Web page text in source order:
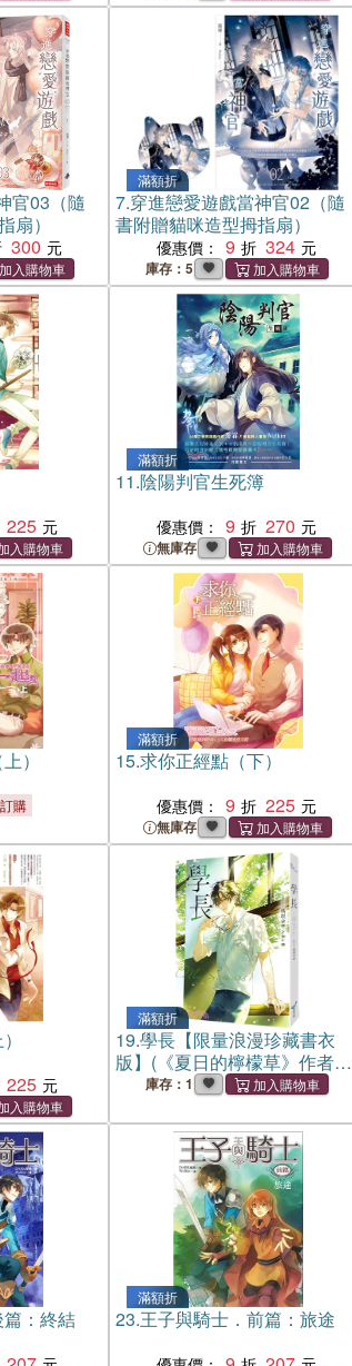
官03（隨
扇）
300
滿額折
7.穿進戀愛遊戲當神官02（隨
書附贈貓咪造型拇指扇）
優惠價： 9 324
庫存：5
225
滿額折
11.陰陽判官生死簿
優惠價： 9 270
無庫存
）
購
滿額折
15.求你正經點（下）
優惠價： 9 225
無庫存
225
滿額折
19.學長【限量浪漫珍藏書衣
版】(《夏日的檸檬草》作者暢
銷愛情經典作品)
庫存：1
：終結
滿額折
23.王子與騎士．前篇：旅途